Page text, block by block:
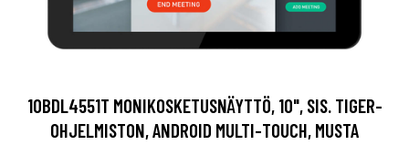
10BDL4551T MONIKOSKETUSNÄYTTÖ, 10", SIS. TIGER-
OHJELMISTON, ANDROID MULTI-TOUCH, MUSTA